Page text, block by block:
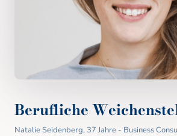
Berufliche
Natalie Seidenberg, 37 Jahre - Business